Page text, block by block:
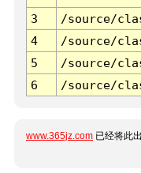
3 /source/
4
/source/
5
/source/
6
/source/
www.365jz.com 已经将此